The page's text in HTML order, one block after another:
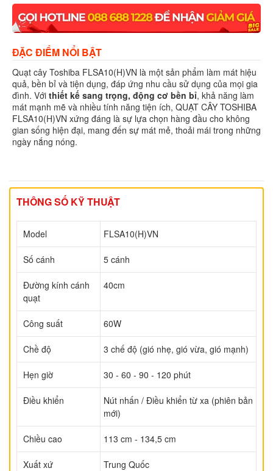
ĐẶC ĐIỂM NỔI BẬT
Quạt cây Toshiba FLSA10(H)VN là một sản phẩm làm mát hiệu
quả, bền bỉ và tiện dụng, đáp ứng nhu cầu sử dụng của mọi gia
đình. Với thiết kế sang trọng, động cơ bền bỉ, khả năng làm
mát mạnh mẽ và nhiều tính năng tiện ích, QUẠT CÂY TOSHIBA
FLSA10(H)VN xứng đáng là sự lựa chọn hàng đầu cho không
gian sống hiện đại, mang đến sự mát mẻ, thoải mái trong những
ngày nắng nóng.
THÔNG SỐ KỸ THUẬT
Model FLSA10(H)VN
Số cánh 5 cánh
Đường kính cánh
quạt
40cm
Công suất 60W
Chề độ 3 chế độ (gió nhẹ, gió vừa, gió mạnh)
Hẹn giờ 30 - 60 - 90 - 120 phút
Điều khiển
Nút nhấn / Điều khiển từ xa (phiên bản
mới)
Chiều cao 113 cm - 134,5 cm
Xuất xứ Trung Quốc